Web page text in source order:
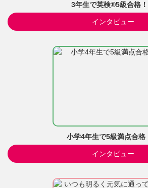
3年生で英検®5級合格！
インタビュー
小学4年生で5級満点合格
インタビュー